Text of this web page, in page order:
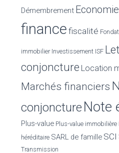
Démembrement Economie
finance fiscalité
immobilier Investissement ISF
conjoncture Location
Marchés financiers
conjoncture Note
Plus-value Plus-value immobilière
héréditaire SARL de famille SCI
Transmission